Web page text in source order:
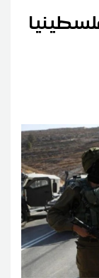
إصابة أكثر من 16 فلسطينيا